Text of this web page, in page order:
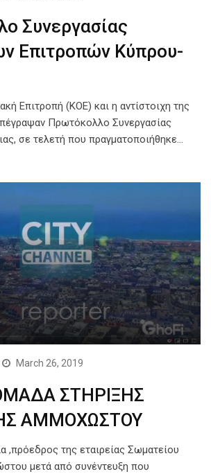
Συνεργασίας
Επιτροπών Κύπρου-
Επιτροπή (ΚΟΕ) και η αντίστοιχη της
Πρωτόκολλο Συνεργασίας
σε τελετή που πραγματοποιήθηκε…
March 26, 2019
ΣΤΗΡΙΞΗΣ
ΑΜΜΟΧΩΣΤΟΥ
,πρόεδρος της εταιρείας Σωματείου
μετά από συνέντευξη που